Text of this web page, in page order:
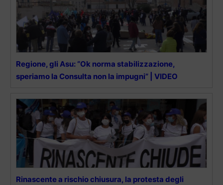
Regione, gli Asu: “Ok norma stabilizzazione,
speriamo la Consulta non la impugni” | VIDEO
Rinascente a rischio chiusura, la protesta degli